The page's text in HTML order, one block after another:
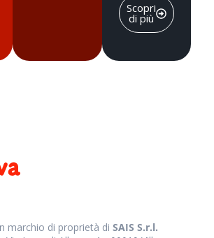
Scopri
di più
marchio di proprietà di SAIS S.r.l.